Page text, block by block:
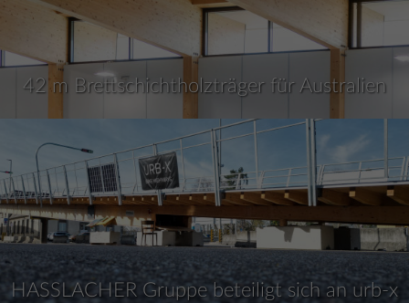
42 m Brettschichtholzträger für Australien
HASSLACHER Gruppe beteiligt sich an urb-x